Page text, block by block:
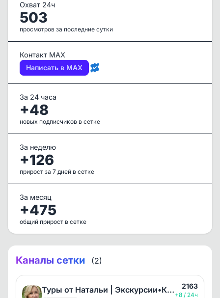
Охват 24ч
503
просмотров за последние сутки
Контакт MAX
Написать в MAX
За 24 часа
+48
новых подписчиков в сетке
За неделю
+126
прирост за 7 дней в сетке
За месяц
+475
общий прирост в сетке
Каналы сетки (2)
Туры от Натальи | Экскурсии•Круизы•События 2163
+8 / 24ч